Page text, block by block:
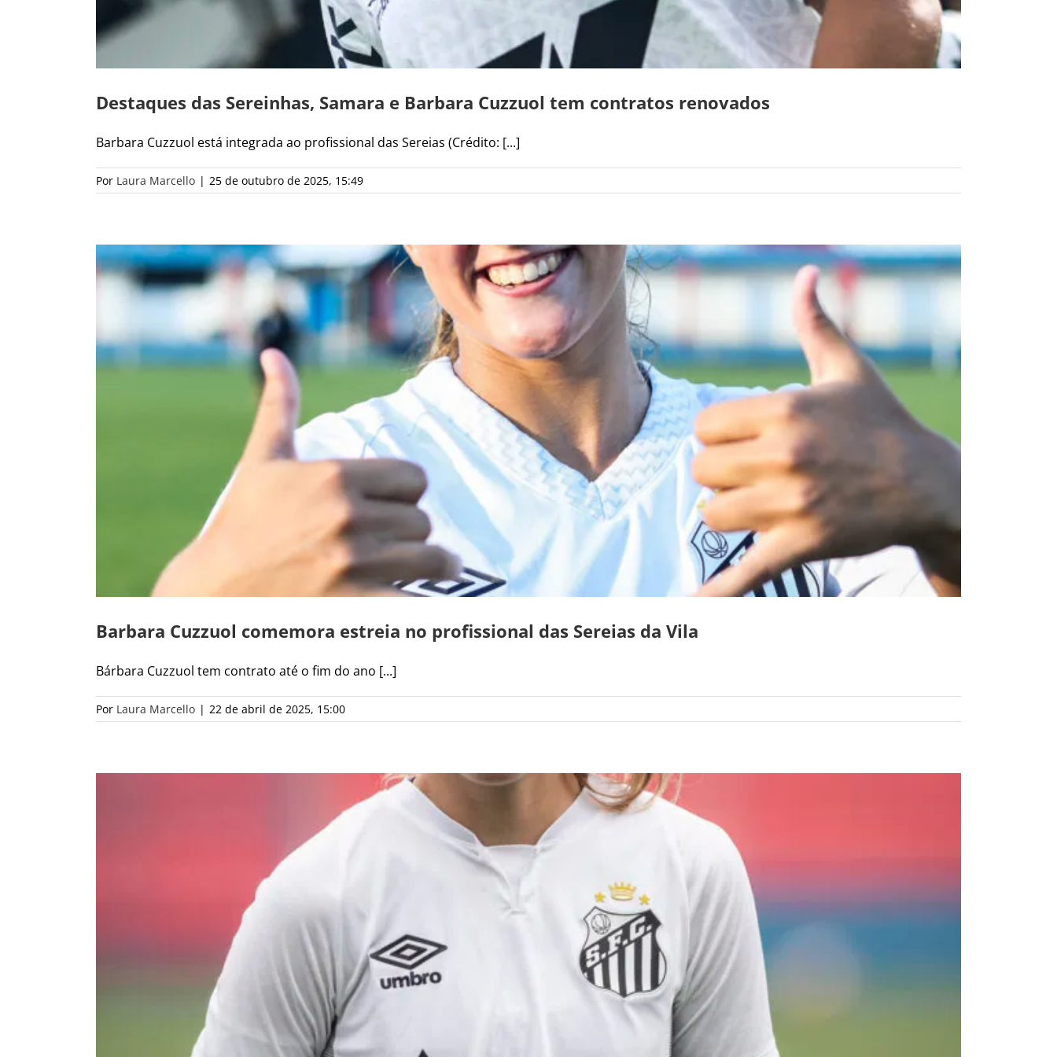
Destaques das Sereinhas, Samara e Barbara Cuzzuol tem contratos renovados
Barbara Cuzzuol está integrada ao profissional das Sereias (Crédito: [...]
Por Laura Marcello | 25 de outubro de 2025, 15:49
Barbara Cuzzuol comemora estreia no profissional das Sereias da Vila
Bárbara Cuzzuol tem contrato até o fim do ano [...]
Por Laura Marcello | 22 de abril de 2025, 15:00